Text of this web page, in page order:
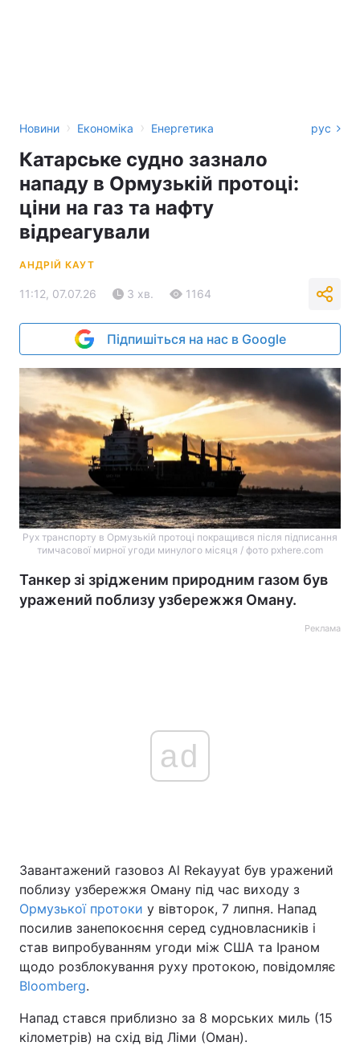
Новини › Економіка › Енергетика рус
Катарське судно зазнало
нападу в Ормузькій протоці:
ціни на газ та нафту
відреагували
АНДРІЙ КАУТ
11:12, 07.07.26 3 хв. 1164
Підпишіться на нас в Google
Рух транспорту в Ормузькій протоці покращився після підписання
тимчасової мирної угоди минулого місяця / фото pxhere.com
Танкер зі зрідженим природним газом був
уражений поблизу узбережжя Оману.
Реклама
ad
Завантажений газовоз Al Rekayyat був уражений
поблизу узбережжя Оману під час виходу з
Ормузької протоки у вівторок, 7 липня. Напад
посилив занепокоєння серед судновласників і
став випробуванням угоди між США та Іраном
щодо розблокування руху протокою, повідомляє
Bloomberg.
Напад стався приблизно за 8 морських миль (15
кілометрів) на схід від Ліми (Оман).